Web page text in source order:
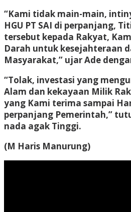
“Kami tidak main-main,
HGU PT SAI di perpanjang,
tersebut kepada Rakyat,
Darah untuk kesejahteraan
Masyarakat,” ujar Ade
“Tolak, investasi yang
Alam dan kekayaan Milik
yang Kami terima sampai
perpanjang Pemerintah,”
nada agak Tinggi.
(M Haris Manurung)